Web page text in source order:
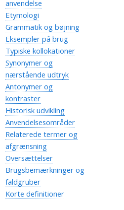
anvendelse
Etymologi
Grammatik og bøjning
Eksempler på brug
Typiske kollokationer
Synonymer og
nærstående udtryk
Antonymer og
kontraster
Historisk udvikling
Anvendelsesområder
Relaterede termer og
afgrænsning
Oversættelser
Brugsbemærkninger og
faldgruber
Korte definitioner